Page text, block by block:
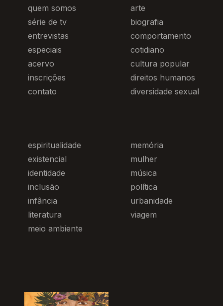
quem somos
série de tv
entrevistas
especiais
acervo
inscrições
contato
arte
biografia
comportamento
cotidiano
cultura popular
direitos humanos
diversidade sexual
espiritualidade
existencial
identidade
inclusão
infância
literatura
meio ambiente
memória
mulher
música
política
urbanidade
viagem